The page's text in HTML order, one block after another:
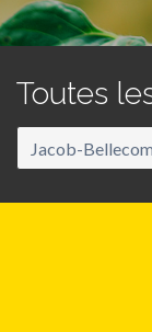
Toutes